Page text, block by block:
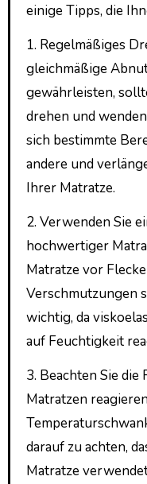
einige Tipps, die
1. Regelmäßiges
gleichmäßige
gewährleisten,
drehen und
sich bestimmte
andere und
Ihrer Matratze.
2. Verwenden Sie
hochwertiger
Matratze vor
Verschmutzungen
wichtig, da
auf Feuchtigkeit
3. Beachten Sie
Matratzen
darauf zu achten,
Matratze